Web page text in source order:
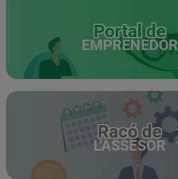
Portal de
EMPRENEDOR
Racó de
L'ASSESOR